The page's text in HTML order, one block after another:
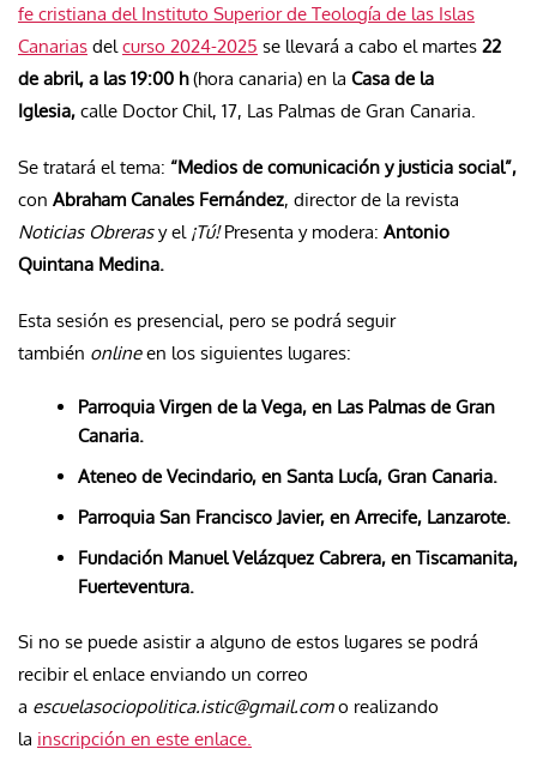
fe cristiana del Instituto Superior de Teología de las Islas
Canarias del curso 2024-2025 se llevará a cabo el martes 22
de abril, a las 19:00 h(hora canaria) en la Casa de la
Iglesia, calle Doctor Chil, 17, Las Palmas de Gran Canaria.
Se tratará el tema: “Medios de comunicación y justicia social”,
con Abraham Canales Fernández, director de la revista
Noticias Obrerasy el ¡Tú!Presenta y modera: Antonio
Quintana Medina.
Esta sesión es presencial, pero se podrá seguir
también onlineen los siguientes lugares:
Parroquia Virgen de la Vega, en Las Palmas de Gran
Canaria.
Ateneo de Vecindario, en Santa Lucía, Gran Canaria.
Parroquia San Francisco Javier, en Arrecife, Lanzarote.
Fundación Manuel Velázquez Cabrera, en Tiscamanita,
Fuerteventura.
Si no se puede asistir a alguno de estos lugares se podrá
recibir el enlace enviando un correo
a escuelasociopolitica.istic@gmail.como realizando
la inscripción en este enlace.